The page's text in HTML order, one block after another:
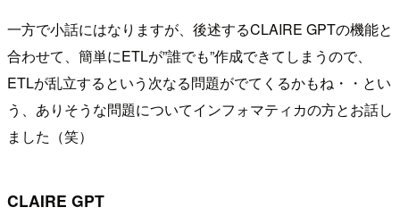
一方で小話にはなりますが、後述するCLAIRE GPTの機能と
合わせて、簡単にETLが”誰でも”作成できてしまうので、
ETLが乱立するという次なる問題がでてくるかもね・・とい
う、ありそうな問題についてインフォマティカの方とお話し
ました（笑）
CLAIRE GPT